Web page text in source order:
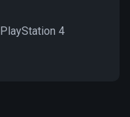
PlayStation 4